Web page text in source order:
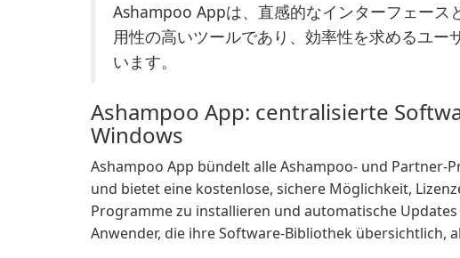
Ashampoo Appは、直感的なインターフェース
用性の高いツールであり、効率性を求めるユー
います。
Ashampoo App: centralisierte
Windows
Ashampoo App bündelt alle Ashampoo- und Partner-
und bietet eine kostenlose, sichere Möglichkeit,
Programme zu installieren und automatische
Anwender, die ihre Software-Bibliothek übersichtlich,